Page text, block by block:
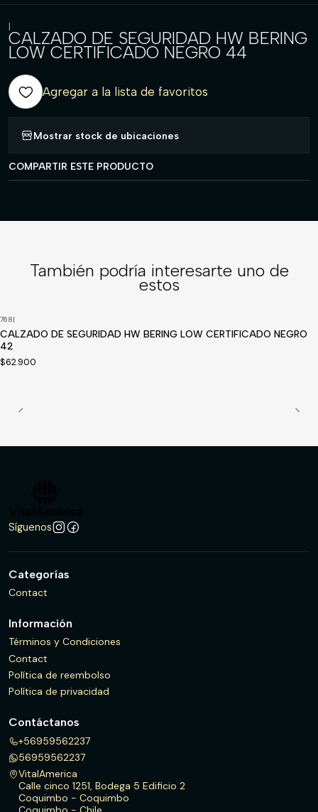
|
CALZADO DE SEGURIDAD HW BERING
LOW CERTIFICADO NEGRO 44
Agregar a la lista de favoritos
Mostrar stock de ubicaciones
COMPARTIR ESTE PRODUCTO
También podría interesarte uno de
estos
768|
CALZADO DE SEGURIDAD HW BERING LOW CERTIFICADO NEGRO
42
$62.900
Síguenos
Categorías
Contact
Información
Términos y Condiciones
Contact
Política de reembolso
Política de privacidad
Contáctanos
+56959562237
56959562237
VitalAmerica
Calle cinco 1251, Bodega 5 Edificio 2
Coquimbo - Coquimbo